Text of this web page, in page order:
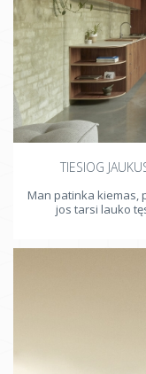
TIESIOG
Man patinka kiemas,
jos tarsi lauko